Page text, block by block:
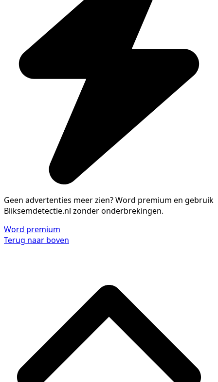
Geen advertenties meer zien?Word premium en gebruik
Bliksemdetectie.nl zonder onderbrekingen.
Word premium
Terug naar boven